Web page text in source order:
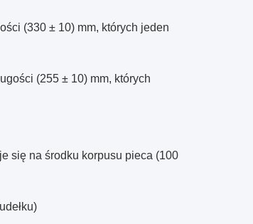
(330 ± 10) mm, których jeden
(255 ± 10) mm, których
się na środku korpusu pieca (100